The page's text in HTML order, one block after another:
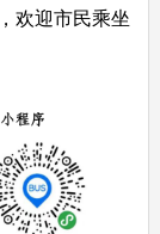
欢迎市民乘坐